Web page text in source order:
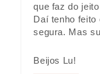
que faz do
Daí tenho feito
segura. Mas
Beijos Lu!